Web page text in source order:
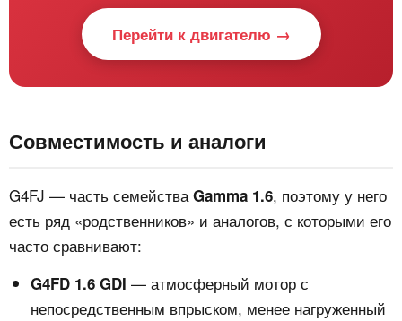
Перейти к двигателю →
Совместимость и аналоги
G4FJ — часть семействаGamma 1.6, поэтому у него
есть ряд «родственников» и аналогов, с которыми его
часто сравнивают:
G4FD 1.6 GDI — атмосферный мотор с
непосредственным впрыском, менее нагруженный